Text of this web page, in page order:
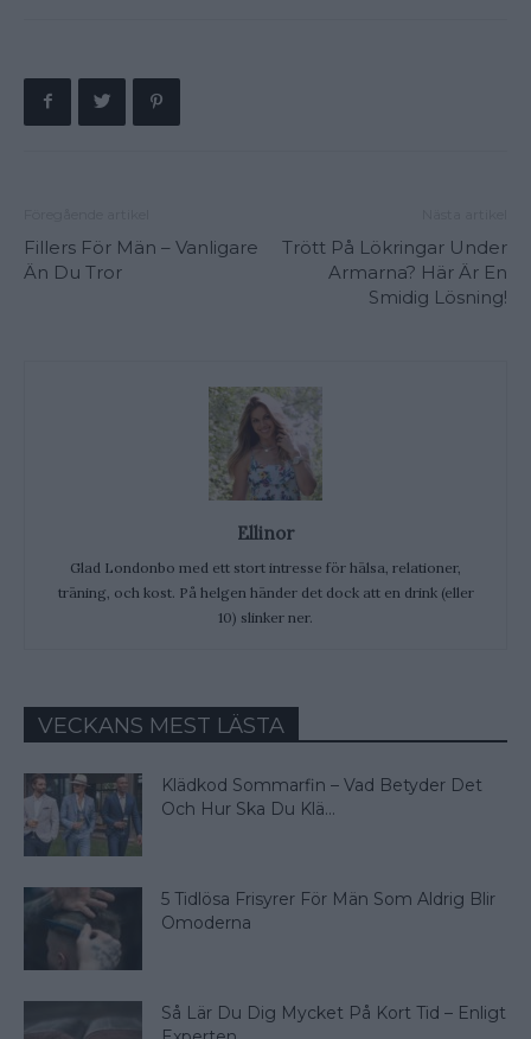
Fillers För Män – Vanligare
Än Du Tror
Trött På Lökringar Under
Armarna? Här Är En
Smidig Lösning!
Ellinor
Glad Londonbo med ett stort intresse för hälsa, relationer,
träning, och kost. På helgen händer det dock att en drink (eller
10) slinker ner.
VECKANS MEST LÄSTA
Klädkod Sommarfin – Vad Betyder Det
Och Hur Ska Du Klä...
5 Tidlösa Frisyrer För Män Som Aldrig Blir
Omoderna
Så Lär Du Dig Mycket På Kort Tid – Enligt